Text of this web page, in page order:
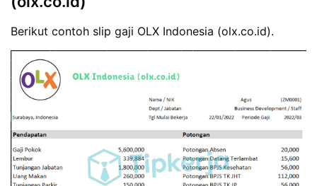
Berikut contoh slip gaji OLX Indonesia (olx.co.id).